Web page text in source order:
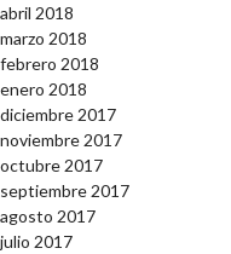
abril 2018
marzo 2018
febrero 2018
enero 2018
diciembre 2017
noviembre 2017
octubre 2017
septiembre 2017
agosto 2017
julio 2017